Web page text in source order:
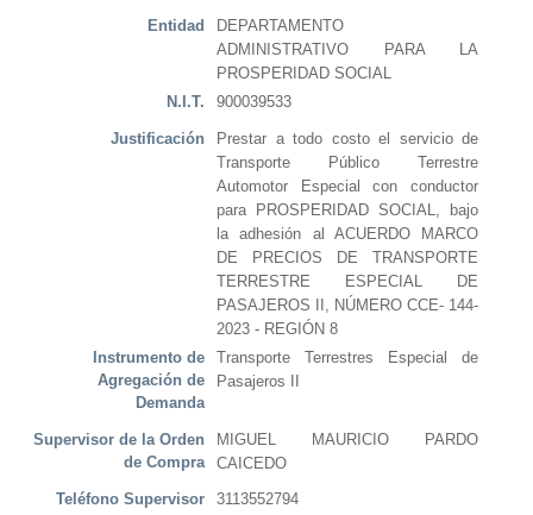
Entidad
DEPARTAMENTO
ADMINISTRATIVO PARA LA
PROSPERIDAD SOCIAL
N.I.T.
900039533
Justificación
Prestar a todo costo el servicio de
Transporte Público Terrestre
Automotor Especial con conductor
para PROSPERIDAD SOCIAL, bajo
la adhesión al ACUERDO MARCO
DE PRECIOS DE TRANSPORTE
TERRESTRE ESPECIAL DE
PASAJEROS II, NÚMERO CCE- 144-
2023 - REGIÓN 8
Instrumento de
Agregación de
Demanda
Transporte Terrestres Especial de
Pasajeros II
Supervisor de la Orden
de Compra
MIGUEL MAURICIO PARDO
CAICEDO
Teléfono Supervisor
3113552794